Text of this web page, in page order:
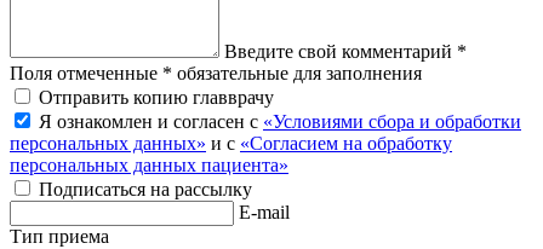
Введите свой комментарий *
Поля отмеченные * обязательные для заполнения
Отправить копию главврачу
Я ознакомлен и согласен с «Условиями сбора и обработки
персональных данных» и с «Согласием на обработку
персональных данных пациента»
Подписаться на рассылку
E-mail
Тип приема